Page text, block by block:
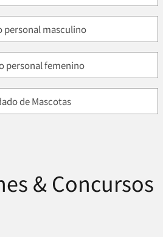
personal masculino
personal femenino
de Mascotas
& Concursos